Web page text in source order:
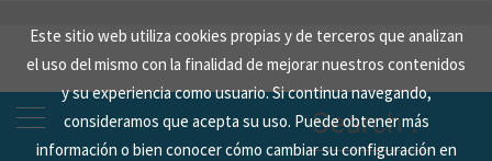
Este sitio web utiliza cookies propias y de terceros que analizan
el uso del mismo con la finalidad de mejorar nuestros contenidos
y su experiencia como usuario. Si continua navegando,
consideramos que acepta su uso. Puede obtener más
información o bien conocer cómo cambiar su configuración en
content
Search
for: